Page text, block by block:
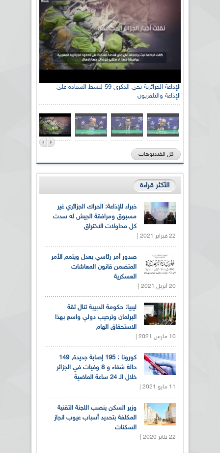
الإذاعة الجزائرية تحي الذكرى 59 لبسط السيادة على
الإذاعة والتلفزيون
كل الفيديوهات
الأكثر قراءة
خبراء للإذاعة: الحراك الجزائري غير
مسبوق ومرافقة الجيش له سدت
كل محاولات الاختراق
22 فبراير 2021 |
صدور أمر رئاسي يعدل ويتمم الأمر
المتضمن قانون المعاشات
العسكرية
20 أبريل 2021 |
ليبيا: حكومة الدبيبة تنال ثقة
البرلمان وترحيب دولي واسع بهذا
الاستحقاق الهام
10 مارس 2021 |
كورونا : 195 إصابة جديدة, 149
حالة شفاء و 8 وفيات في الجزائر
خلال الـ 24 ساعة الماضية
11 مايو 2021 |
وزير السكن ينصب اللجنة التقنية
المكلفة بتحديد أسباب عيوب انجاز
السكنات
22 يناير 2020 |